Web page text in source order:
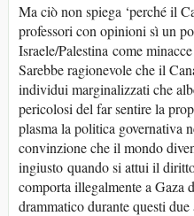
Ma ciò non spiega ‘perché il
professori con opinioni sì un
Israele/Palestina come
Sarebbe ragionevole che il
individui marginalizzati che
pericolosi del far sentire la
plasma la politica governativa
convinzione che il mondo
ingiusto quando si attui il
comporta illegalmente a Gaza
drammatico durante questi